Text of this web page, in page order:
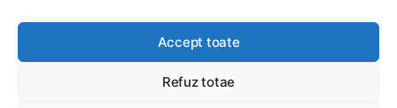
Accept toate
Refuz totae
This website uses cookies to improve your experience. We'll